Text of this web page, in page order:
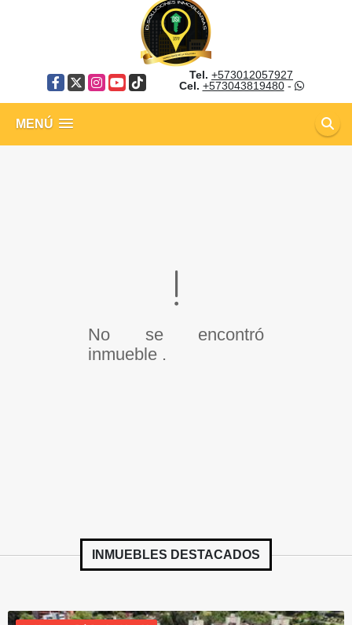
Facebook
X Instagram
YouTube
TikTok
Tel. +573012057927
Cel. +573043819480-
MENÚ
No se encontró
inmueble .
INMUEBLES DESTACADOS